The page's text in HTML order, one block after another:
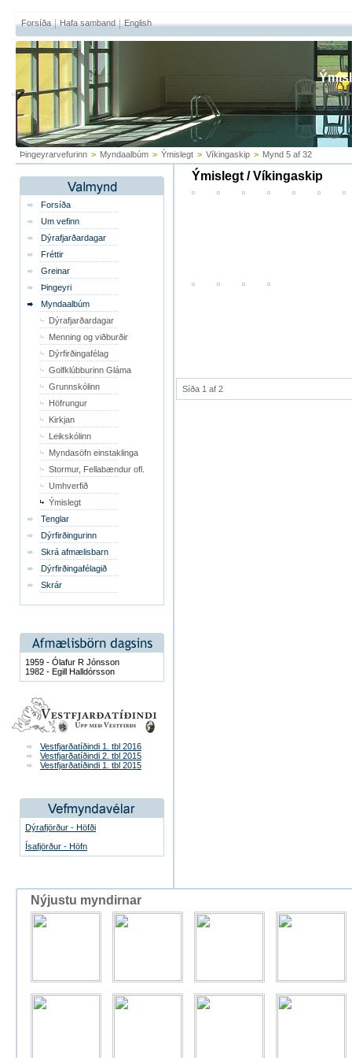
Forsíða Hafa samband English
Þingeyrarvefurinn > Myndaalbúm > Ýmislegt > Víkingaskip > Mynd 5 af 32
Forsíða
Um vefinn
Dýrafjarðardagar
Fréttir
Greinar
Þingeyri
Myndaalbúm
Dýrafjarðardagar
Menning og viðburðir
Dýrfirðingafélag
Golfklúbburinn Gláma
Grunnskólinn
Höfrungur
Kirkjan
Leikskólinn
Myndasöfn einstaklinga
Stormur, Fellabændur ofl.
Umhverfið
Ýmislegt
Tenglar
Dýrfirðingurinn
Skrá afmælisbarn
Dýrfirðingafélagið
Skrár
1959 - Ólafur R Jónsson
1982 - Egill Halldórsson
Vestfjarðatíðindi 1. tbl 2016
Vestfjarðatíðindi 2. tbl 2015
Vestfjarðatíðindi 1. tbl 2015
Dýrafjörður - Höfði
Ísafjörður - Höfn
Ýmislegt / Víkingaskip
Síða 1 af 2
Nýjustu myndirnar